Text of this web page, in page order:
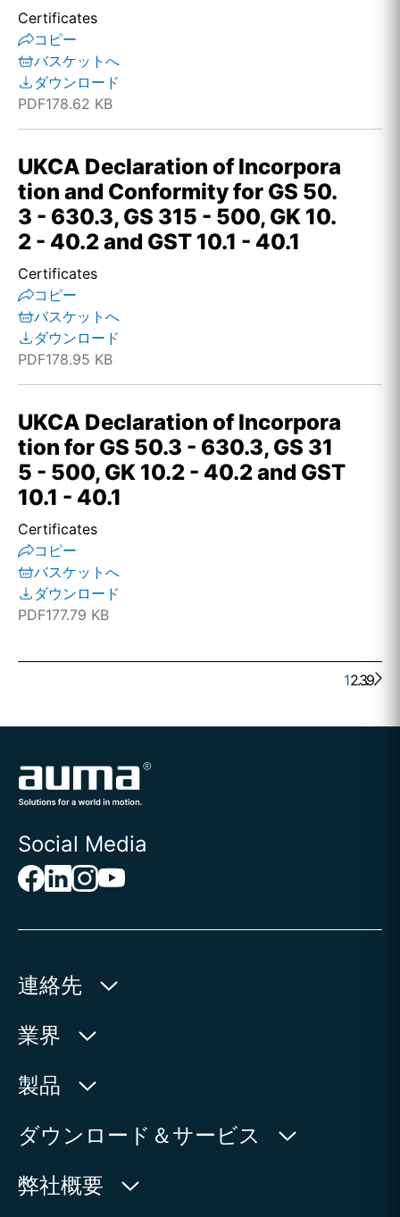
Certificates
コピー
バスケットへ
ダウンロード
PDF178.62 KB
UKCA Declaration of Incorpora
tion and Conformity for GS 50.
3 - 630.3, GS 315 - 500, GK 10.
2 - 40.2 and GST 10.1 - 40.1
Certificates
コピー
バスケットへ
ダウンロード
PDF178.95 KB
UKCA Declaration of Incorpora
tion for GS 50.3 - 630.3, GS 31
5 - 500, GK 10.2 - 40.2 and GST
10.1 - 40.1
Certificates
コピー
バスケットへ
ダウンロード
PDF177.79 KB
123
. . .
9
Social Media
連絡先
AUMA Riester
Aumastr. 1
地図上に表示
電話:+49 7631 809 - 0
業界
水利産業
電力
製造部門
製品
製品検索
ダウンロード＆サービス
myAUMA
弊社概要